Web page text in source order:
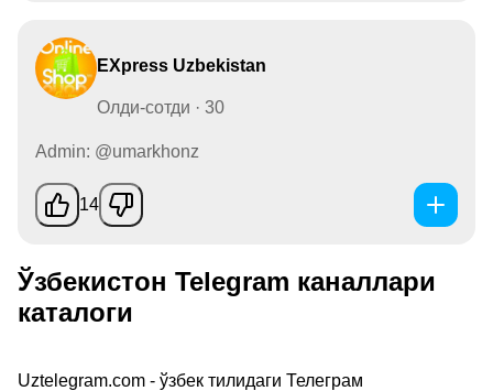
EXpress Uzbekistan
Олди-сотди · 30
Admin: @umarkhonz
14
Ўзбекистон Telegram каналлари
каталоги
Uztelegram.com - ўзбек тилидаги Телеграм